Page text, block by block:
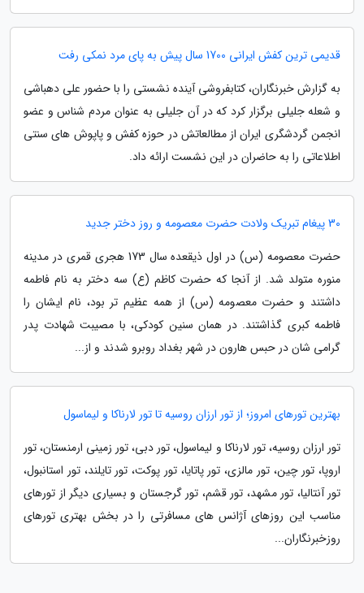
قدیمی ترین کفش ایرانی 1700 سال پیش به پای مرد نمکی رفت
به گزارش خبرنگاران، کتابفروشی آینده نشستی را با حضور علی دهباشی
و شعله جلیلی برگزار کرد که در آن جلیلی به عنوان مردم شناس و عضو
انجمن گردشگری ایران از مطالعاتش در حوزه کفش و پاپوش های سنتی
اطلاعاتی را به حاضران در این نشست ارائه داد.
30 پیغام تبریک ولادت حضرت معصومه و روز دختر جدید
حضرت معصومه (س) در اول ذیقعده سال 173 هجری قمری در مدینه
منوره متولد شد. از آنجا که حضرت کاظم (ع) سه دختر به نام فاطمه
داشتند و حضرت معصومه (س) از همه عظیم تر بود، نام ایشان را
فاطمه کبری گذاشتند. در همان سنین کودکی، با مصیبت شهادت پدر
گرامی شان در حبس هارون در شهر بغداد روبرو شدند و از...
بهترین تورهای امروز؛ از تور ارزان روسیه تا تور لارناکا و لیماسول
تور ارزان روسیه، تور لارناکا و لیماسول، تور دبی، تور زمینی ارمنستان، تور
اروپا، تور چین، تور مالزی، تور پاتایا، تور پوکت، تور تایلند، تور استانبول،
تور آنتالیا، تور مشهد، تور قشم، تور گرجستان و بسیاری دیگر از تورهای
مناسب این روزهای آژانس های مسافرتی را در بخش بهتری تورهای
روزخبرنگاران...